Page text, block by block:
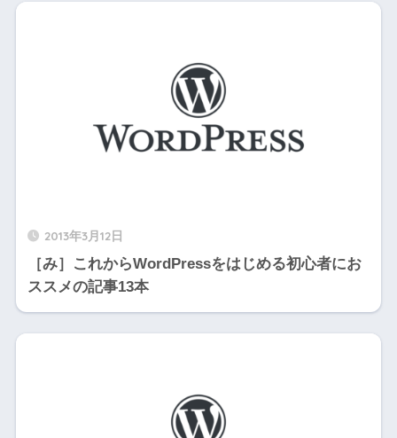
2013年3月12日
［み］これからWordPressをはじめる初心者にお
ススメの記事13本